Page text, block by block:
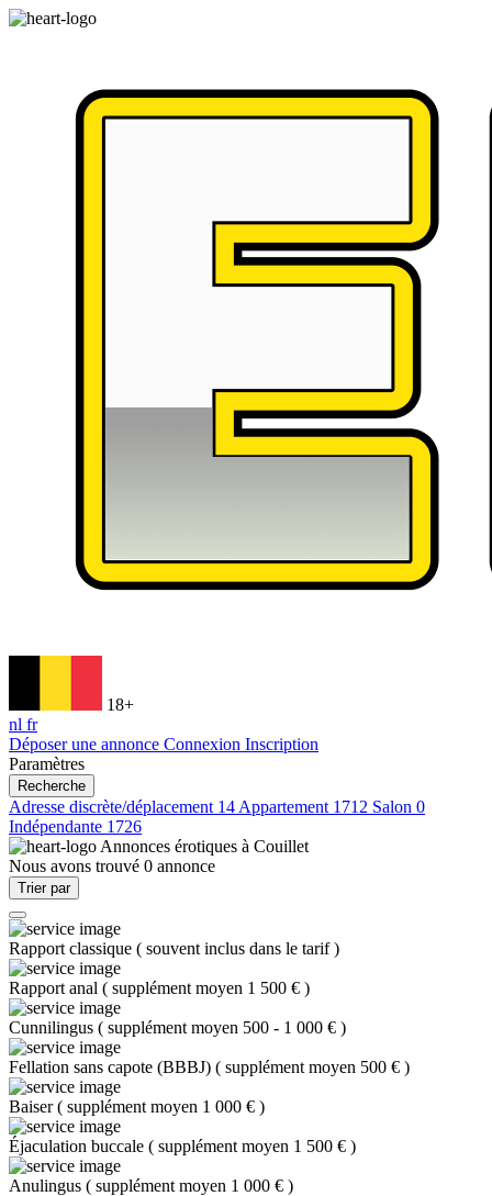
18+
nl fr
Déposer une annonce Connexion Inscription
Paramètres
Recherche
Adresse discrète/déplacement 14 Appartement 1712 Salon 0
Indépendante 1726
Annonces érotiques à Couillet
Nous avons trouvé 0 annonce
Trier par
Rapport classique ( souvent inclus dans le tarif)
Rapport anal ( supplément moyen 1 500 € )
Cunnilingus ( supplément moyen 500 - 1 000 € )
Fellation sans capote (BBBJ) ( supplément moyen 500 € )
Baiser( supplément moyen 1 000 € )
Éjaculation buccale ( supplément moyen 1 500 € )
Anulingus ( supplément moyen 1 000 € )